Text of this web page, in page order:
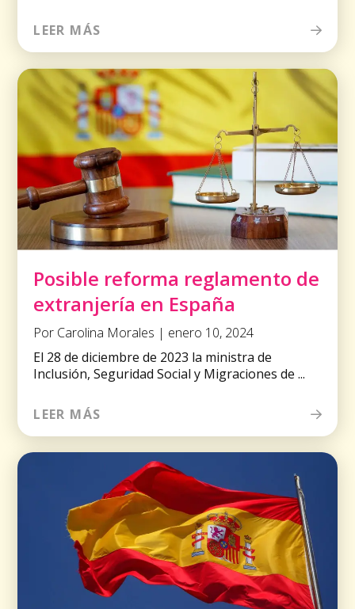
LEER MÁS
Posible reforma reglamento de
extranjería en España
Por Carolina Morales | enero 10, 2024
El 28 de diciembre de 2023 la ministra de
Inclusión, Seguridad Social y Migraciones de ...
LEER MÁS